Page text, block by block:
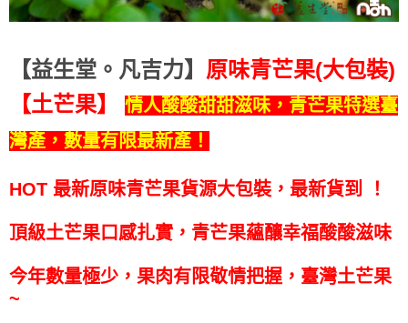
【益生堂。凡吉力】 原味青芒果(大包裝)
【土芒果】
情人酸酸甜甜滋味，青芒果特選臺
灣產，數量有限最新產！
HOT 最新原味青芒果貨源大包裝，最新貨到 ！
頂級土芒果口感扎實，青芒果蘊釀幸福酸酸滋味
​今年數量極少，果肉有限敬情把握，臺灣土芒果
~